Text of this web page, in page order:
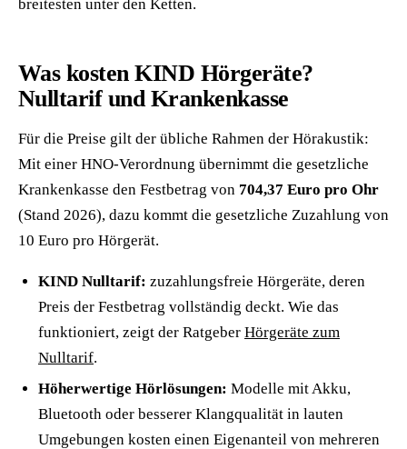
breitesten unter den Ketten.
Was kosten KIND Hörgeräte?
Nulltarif und Krankenkasse
Für die Preise gilt der übliche Rahmen der Hörakustik:
Mit einer HNO-Verordnung übernimmt die gesetzliche
Krankenkasse den Festbetrag von 704,37 Euro pro Ohr
(Stand 2026), dazu kommt die gesetzliche Zuzahlung von
10 Euro pro Hörgerät.
KIND Nulltarif: zuzahlungsfreie Hörgeräte, deren
Preis der Festbetrag vollständig deckt. Wie das
funktioniert, zeigt der Ratgeber Hörgeräte zum
Nulltarif.
Höherwertige Hörlösungen: Modelle mit Akku,
Bluetooth oder besserer Klangqualität in lauten
Umgebungen kosten einen Eigenanteil von mehreren